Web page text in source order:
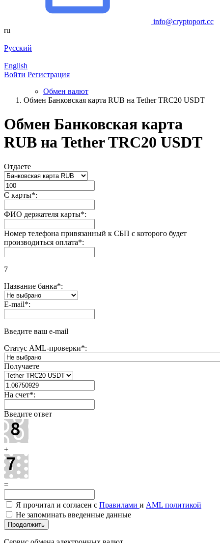
info@cryptoport.cc
ru
Русский
English
Войти Регистрация
Обмен валют
Обмен Банковская карта RUB на Tether TRC20 USDT
Обмен Банковская карта
RUB на Tether TRC20 USDT
Отдаете
С карты*:
ФИО держателя карты*:
Номер телефона привязанный к СБП с которого будет
производиться оплата*:
7
Название банка*:
E-mail*:
Введите ваш e-mail
Статус AML-проверки*:
Получаете
На счет*:
Введите ответ
+
=
Я прочитал и согласен с Правилами и AML политикой
Не запоминать введенные данные